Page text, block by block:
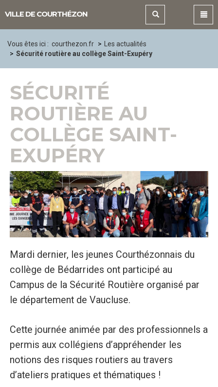
VILLE DE COURTHÉZON
Vous êtes ici : courthezon.fr
Les actualités
Sécurité routière au collège Saint-Exupéry
SÉCURITÉ
ROUTIÈRE AU
COLLÈGE SAINT-
EXUPÉRY
Mardi dernier, les jeunes Courthézonnais du
collège de Bédarrides ont participé au
Campus de la Sécurité Routière organisé par
le département de Vaucluse.
Cette journée animée par des professionnels a
permis aux collégiens d’appréhender les
notions des risques routiers au travers
d’ateliers pratiques et thématiques !